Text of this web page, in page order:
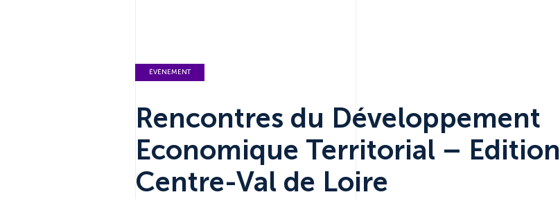
ÉVÉNEMENT
Rencontres du Développement
Economique Territorial – Edition
Centre-Val de Loire